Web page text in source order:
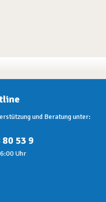
und Beratung unter:
80 53 9
Uhr